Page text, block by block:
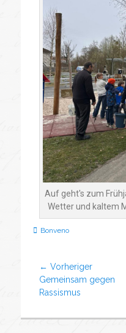
Auf geht's zum
Wetter und kaltem
Bonveno
← Vorheriger
Gemeinsam gegen
Rassismus